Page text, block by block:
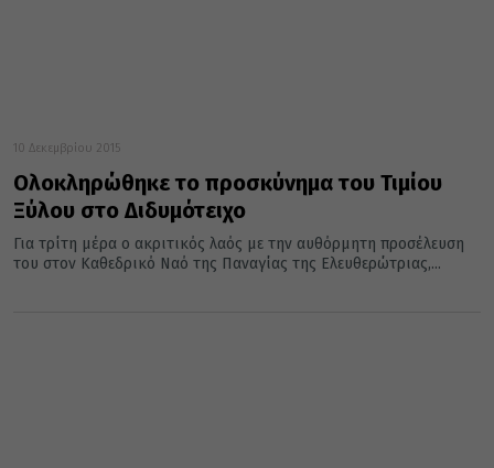
10 Δεκεμβρίου 2015
Ολοκληρώθηκε το προσκύνημα του Τιμίου
Ξύλου στο Διδυμότειχο
Για τρίτη μέρα ο ακριτικός λαός με την αυθόρμητη προσέλευση
του στον Καθεδρικό Ναό της Παναγίας της Ελευθερώτριας,...